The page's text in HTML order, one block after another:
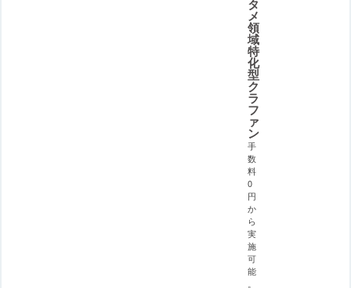
タ
メ
領
域
特
化
型
ク
ラ
フ
ァ
ン
手
数
料
0
円
か
ら
実
施
可
能